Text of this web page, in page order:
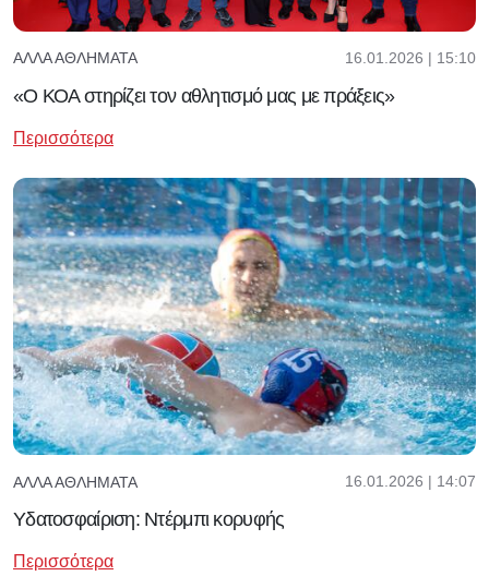
ΆΛΛΑ ΑΘΛΉΜΑΤΑ 16.01.2026 | 15:10
«Ο ΚΟΑ στηρίζει τον αθλητισμό μας με πράξεις»
Περισσότερα
ΆΛΛΑ ΑΘΛΉΜΑΤΑ 16.01.2026 | 14:07
Yδατοσφαίριση: Ντέρμπι κορυφής
Περισσότερα